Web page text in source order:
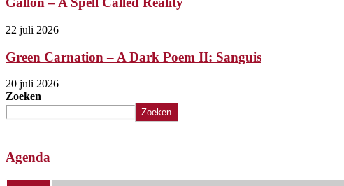
22 juli 2026
Green Carnation – A Dark Poem II: Sanguis
20 juli 2026
Zoeken
Zoeken
Agenda